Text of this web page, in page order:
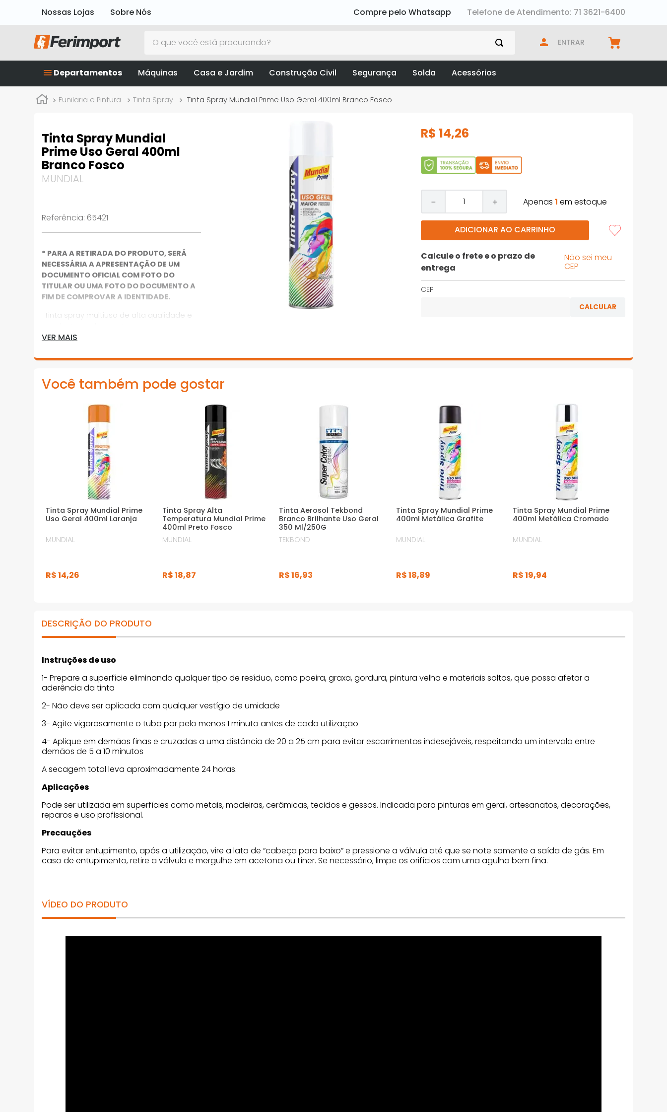
Nossas Lojas Sobre Nós Compre pelo Whatsapp
Telefone de Atendimento: 71 3621-6400
ENTRAR
Departamentos Máquinas Casa e Jardim Construção Civil Segurança Solda Acessórios
Funilaria e Pintura Tinta Spray Tinta Spray Mundial Prime Uso Geral 400ml Branco Fosco
Tinta Spray Mundial
Prime Uso Geral 400ml
Branco Fosco
MUNDIAL
Referência: 65421
* PARA A RETIRADA DO PRODUTO, SERÁ
NECESSÁRIA A APRESENTAÇÃO DE UM
DOCUMENTO OFICIAL COM FOTO DO
TITULAR OU UMA FOTO DO DOCUMENTO A
FIM DE COMPROVAR A IDENTIDADE.
· Tinta spray multiuso de alta qualidade e
· Indicada para pinturas em geral,
· Em superfícies plásticas, testar
previamente em uma pequena área para
avaliar compatibilidade
· Pode ser utilizada em superfícies como
metais, madeiras, cerâmicas, tecidos e
· Indicada para pinturas em geral,
artesanatos, decorações, reparos e uso
VER MAIS
R$ 14,26
＋
－ Apenas1 em estoque
ADICIONAR AO CARRINHO
Calcule o frete e o prazo de
entrega
Não sei meu
CEP
CEP
Você também pode gostar
Tinta Spray Mundial Prime
Uso Geral 400ml Laranja
MUNDIAL
R$14,26
Tinta Spray Alta
Temperatura Mundial Prime
400ml Preto Fosco
MUNDIAL
R$18,87
Tinta Aerosol Tekbond
Branco Brilhante Uso Geral
350 Ml/250G
TEKBOND
R$16,93
Tinta Spray Mundial Prime
400ml Metálica Grafite
MUNDIAL
R$18,89
Tinta Spray Mundial Prime
400ml Metálica Cromado
MUNDIAL
R$19,94
DESCRIÇÃO DO PRODUTO
Instruções de uso
1- Prepare a superfície eliminando qualquer tipo de resíduo, como poeira, graxa, gordura, pintura velha e materiais soltos, que possa afetar a
aderência da tinta
2- Não deve ser aplicada com qualquer vestígio de umidade
3- Agite vigorosamente o tubo por pelo menos 1 minuto antes de cada utilização
4- Aplique em demãos finas e cruzadas a uma distância de 20 a 25 cm para evitar escorrimentos indesejáveis, respeitando um intervalo entre
demãos de 5 a 10 minutos
A secagem total leva aproximadamente 24 horas.
Aplicações
Pode ser utilizada em superfícies como metais, madeiras, cerâmicas, tecidos e gessos. Indicada para pinturas em geral, artesanatos, decorações,
reparos e uso profissional.
Precauções
Para evitar entupimento, após a utilização, vire a lata de “cabeça para baixo” e pressione a válvula até que se note somente a saída de gás. Em
caso de entupimento, retire a válvula e mergulhe em acetona ou tíner. Se necessário, limpe os orifícios com uma agulha bem fina.
VÍDEO DO PRODUTO